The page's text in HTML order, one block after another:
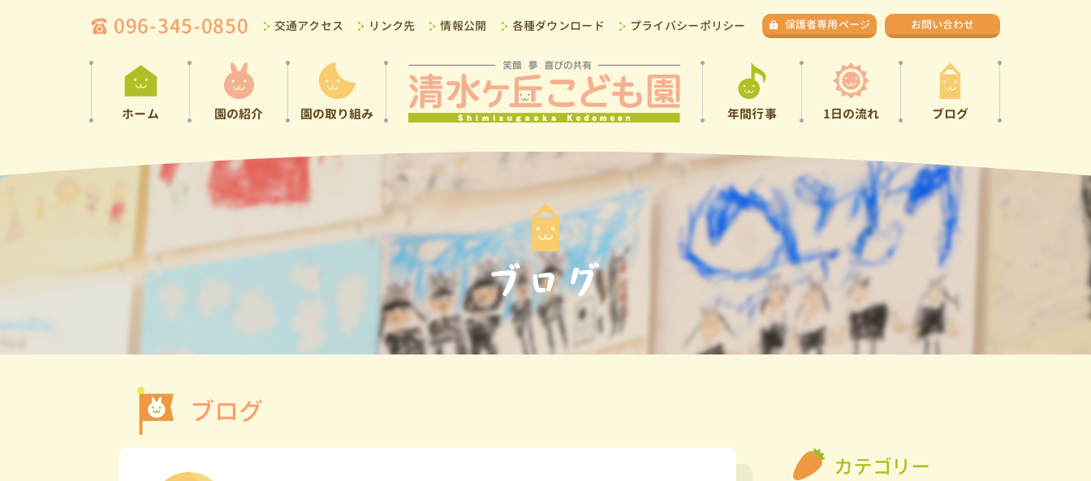
096-345-0850 交通アクセス リンク先 情報公開 各種ダウンロード プライバシーポリシー 保護者専用ページ お問い合わせ
ホーム 園の紹介 園の取り組み 年間行事 1日の流れ ブログ
ブログ
カテゴリー